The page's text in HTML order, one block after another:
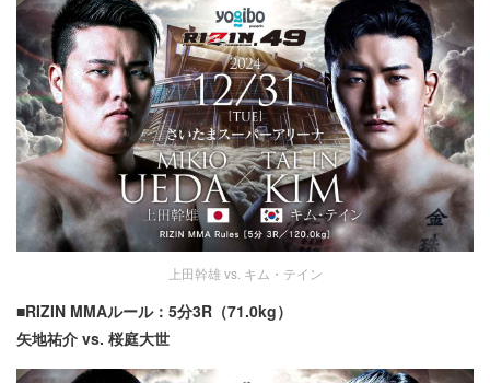
上田幹雄 vs. キム・テイン
■RIZIN MMAルール：5分3R（71.0kg）
矢地祐介 vs. 桜庭大世